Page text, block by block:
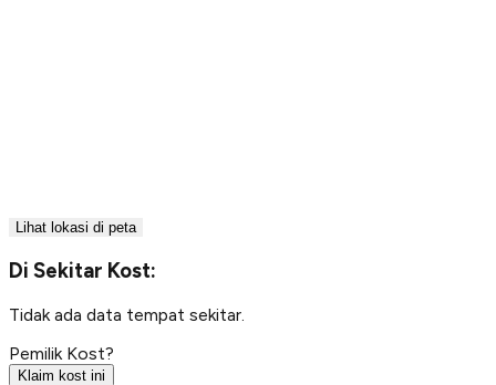
Lihat lokasi di peta
Di Sekitar Kost:
Tidak ada data tempat sekitar.
Pemilik Kost?
Klaim kost ini